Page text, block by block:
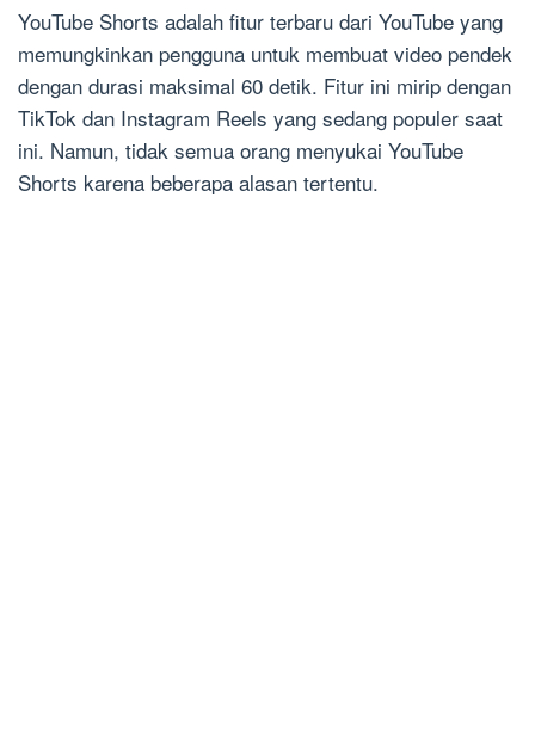
YouTube Shorts adalah fitur terbaru dari YouTube yang
memungkinkan pengguna untuk membuat video pendek
dengan durasi maksimal 60 detik. Fitur ini mirip dengan
TikTok dan Instagram Reels yang sedang populer saat
ini. Namun, tidak semua orang menyukai YouTube
Shorts karena beberapa alasan tertentu.